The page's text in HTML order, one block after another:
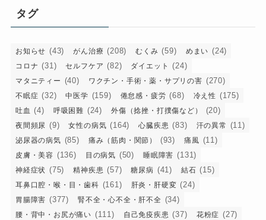
ー
タグ
お知らせ (43) がん治療 (208) むくみ (59) めまい (24)
コロナ (31) セルフケア (82) ダイエット (24)
マタニティー (40) ワクチン・手術・薬・サプリの害 (270)
不眠症 (32) 中医学 (159) 倦怠感・疲労 (68) 冷え性 (175)
吐血 (4) 呼吸困難 (24) 外傷（捻挫・打撲傷など） (20)
夜間頻尿 (9) 女性の病気 (164) 心臓疾患 (83) 汗の異常 (11)
泌尿器の病気 (85) 痛み（筋肉・関節） (93) 痛風 (11)
皮膚・美容 (136) 目の病気 (50) 睡眠障害 (131)
神経症状 (75) 精神疾患 (57) 糖尿病 (41) 結石 (15)
耳鼻口腔・喉・目・歯科 (161) 肝炎・肝硬変 (24)
胃腸障害 (377) 腎不全・心不全・肝不全 (34)
腰・背中・お尻が痛い (111) 自己免疫疾患 (37) 花粉症 (27)